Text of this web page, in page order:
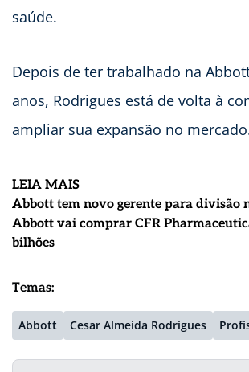
saúde.
Depois de ter trabalhado na
anos, Rodrigues está de volta à
ampliar sua expansão no
LEIA MAIS
Abbott tem novo gerente para divisão
Abbott vai comprar CFR
bilhões
Temas:
Abbott Cesar Almeida Rodrigues